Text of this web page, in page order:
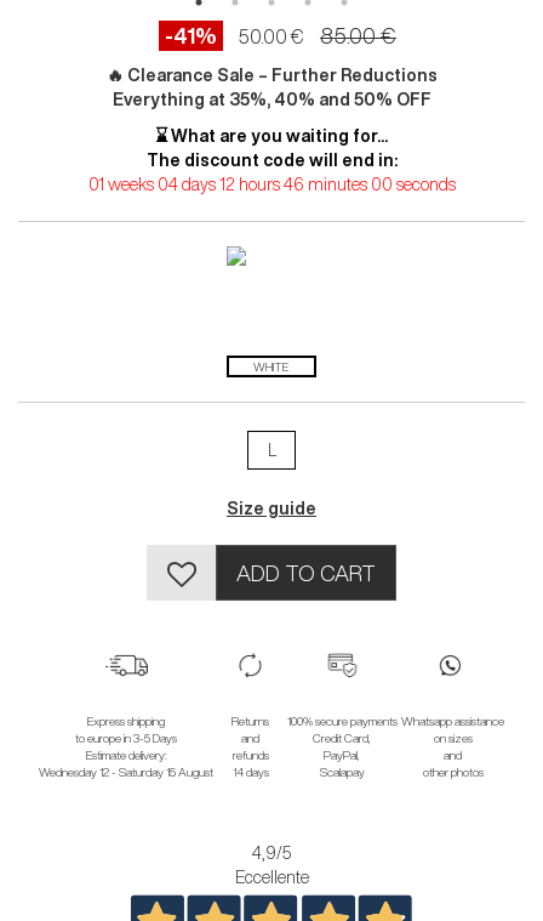
-41% 50.00 € 85.00 €
🔥 Clearance Sale – Further Reductions
Everything at 35%, 40% and 50% OFF
⌛ What are you waiting for...
The discount code will end in:
01 weeks 04 days 12 hours 45 minutes 58 seconds
WHITE
Size guide
ADD TO CART
Express shipping
to europe in 3-5 Days
Estimate delivery:
Wednesday 12 - Saturday 15 August
Returns
and
refunds
14 days
100% secure payments
Credit Card,
PayPal,
Scalapay
Whatsapp assistance
on sizes
and
other photos
4,9/5
Eccellente